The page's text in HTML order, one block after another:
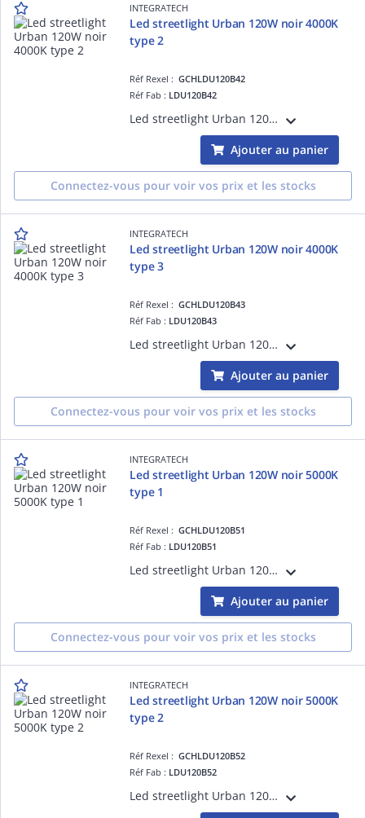
INTEGRATECH
Led streetlight Urban 120W noir 4000K
type 2
Réf Rexel :GCHLDU120B42
Réf Fab : LDU120B42
Led streetlight Urban 120W noir 4000K type 2, mode de pose:montage vertical/latéral, classe I, IK10, IP66, puiss.:28 W, flux:13500lm, L70/B50:147568 h, L80/B10:75000 h, efficience:112,5lm/W
Ajouter au panier
Connectez-vous pour voir vos prix et les stocks
INTEGRATECH
Led streetlight Urban 120W noir 4000K
type 3
Réf Rexel :GCHLDU120B43
Réf Fab : LDU120B43
Led streetlight Urban 120W noir 4000K type 3, mode de pose:montage vertical/latéral, classe I, IK10, IP66, puiss.:28 W, flux:13500lm, L70/B50:147568 h, L80/B10:75000 h, efficience:112,5lm/W
Ajouter au panier
Connectez-vous pour voir vos prix et les stocks
INTEGRATECH
Led streetlight Urban 120W noir 5000K
type 1
Réf Rexel :GCHLDU120B51
Réf Fab : LDU120B51
Led streetlight Urban 120W noir 5000K type 1, mode de pose:montage vertical/latéral, classe I, IK10, IP66, puiss.:28 W, flux:13500lm, L70/B50:147568 h, L80/B10:75000 h, efficience:112,5lm/W
Ajouter au panier
Connectez-vous pour voir vos prix et les stocks
INTEGRATECH
Led streetlight Urban 120W noir 5000K
type 2
Réf Rexel :GCHLDU120B52
Réf Fab : LDU120B52
Led streetlight Urban 120W noir 5000K type 2, mode de pose:montage vertical/latéral, classe I, IK10, IP66, puiss.:28 W, flux:13500lm, L70/B50:147568 h, L80/B10:75000 h, efficience:112,5lm/W